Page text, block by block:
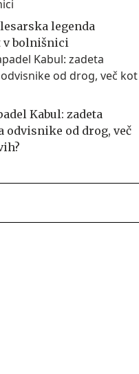
legenda
v bolnišnici
Kabul: zadeta
odvisnike od drog, več